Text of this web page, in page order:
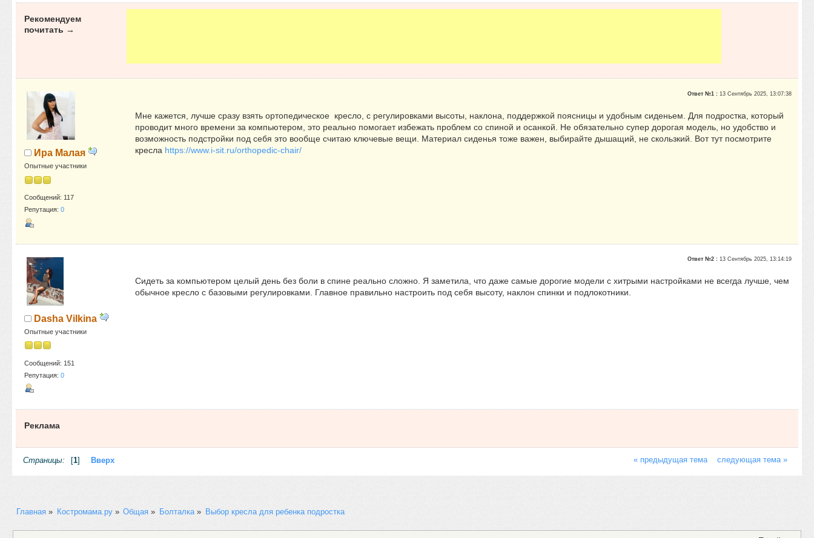
Рекомендуем
почитать →
Ира Малая
Опытные участники
Сообщений: 117
Репутация: 0
Ответ №1 :13 Сентябрь 2025, 13:07:38
Мне кажется, лучше сразу взять ортопедическое кресло, с регулировками высоты, наклона, поддержкой поясницы и удобным сиденьем. Для подростка, который
проводит много времени за компьютером, это реально помогает избежать проблем со спиной и осанкой. Не обязательно супер дорогая модель, но удобство и
возможность подстройки под себя это вообще считаю ключевые вещи. Материал сиденья тоже важен, выбирайте дышащий, не скользкий. Вот тут посмотрите
кресла https://www.i-sit.ru/orthopedic-chair/
Dasha Vilkina
Опытные участники
Сообщений: 151
Репутация: 0
Ответ №2 :13 Сентябрь 2025, 13:14:19
Сидеть за компьютером целый день без боли в спине реально сложно. Я заметила, что даже самые дорогие модели с хитрыми настройками не всегда лучше, чем
обычное кресло с базовыми регулировками. Главное правильно настроить под себя высоту, наклон спинки и подлокотники.
Реклама
« предыдущая тема следующая тема »
Страницы: [1] Вверх
Главная » Костромама.ру» Общая » Болталка» Выбор кресла для ребенка подростка